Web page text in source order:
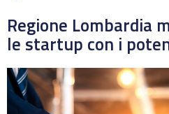
Regione Lombardia
le startup con i